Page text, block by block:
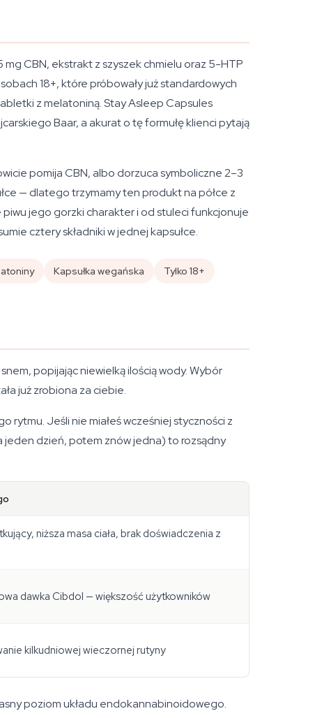
mg CBN, ekstrakt z szyszek chmielu oraz 5-HTP
18+, które próbowały już standardowych
z melatoniną. Stay Asleep Capsules
Baar, a akurat o tę formułę klienci pytają
pomija CBN, albo dorzuca symboliczne 2–3
— dlatego trzymamy ten produkt na półce z
jego gorzki charakter i od stuleci funkcjonuje
cztery składniki w jednej kapsułce.
Kapsułka wegańska Tylko 18+
popijając niewielką ilością wody. Wybór
już zrobiona za ciebie.
rytmu. Jeśli nie miałeś wcześniej styczności z
jeden dzień, potem znów jedna) to rozsądny
niższa masa ciała, brak doświadczenia z
dawka Cibdol — większość użytkowników
kilkudniowej wieczornej rutyny
poziom układu endokannabinoidowego.